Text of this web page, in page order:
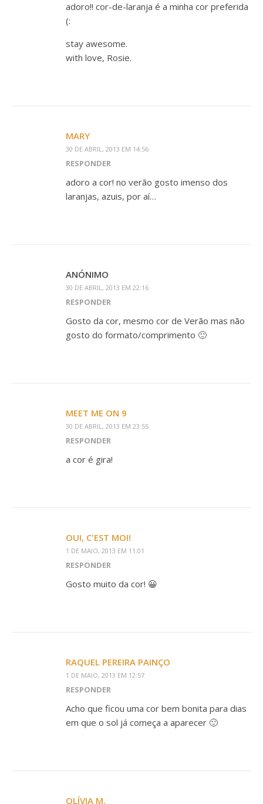
adoro!! cor-de-laranja é a minha cor preferida
(:
stay awesome.
with love, Rosie.
MARY
30 DE ABRIL, 2013 EM 14:56
RESPONDER
adoro a cor! no verão gosto imenso dos
laranjas, azuis, por aí…
ANÓNIMO
30 DE ABRIL, 2013 EM 22:16
RESPONDER
Gosto da cor, mesmo cor de Verão mas não
gosto do formato/comprimento 🙂
MEET ME ON 9
30 DE ABRIL, 2013 EM 23:55
RESPONDER
a cor é gira!
OUI, C'EST MOI!
1 DE MAIO, 2013 EM 11:01
RESPONDER
Gosto muito da cor! 😀
RAQUEL PEREIRA PAINÇO
1 DE MAIO, 2013 EM 12:57
RESPONDER
Acho que ficou uma cor bem bonita para dias
em que o sol já começa a aparecer 🙂
OLÍVIA M.